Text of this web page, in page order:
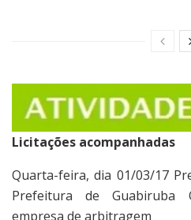
Licitações acompanhadas
Quarta-feira, dia 01/03/17
Prefeitura de Guabiruba
empresa de arbitragem